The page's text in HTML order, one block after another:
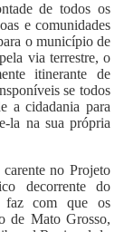
de todos os
e comunidades
o município de
via terrestre, o
itinerante de
se todos
a cidadania para
la na sua própria
no Projeto
decorrente do
faz com que os
de Mato Grosso,